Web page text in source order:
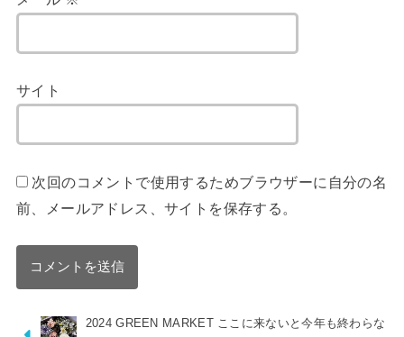
サイト
次回のコメントで使用するためブラウザーに自分の名
前、メールアドレス、サイトを保存する。
2024 GREEN MARKET ここに来ないと今年も終わらな